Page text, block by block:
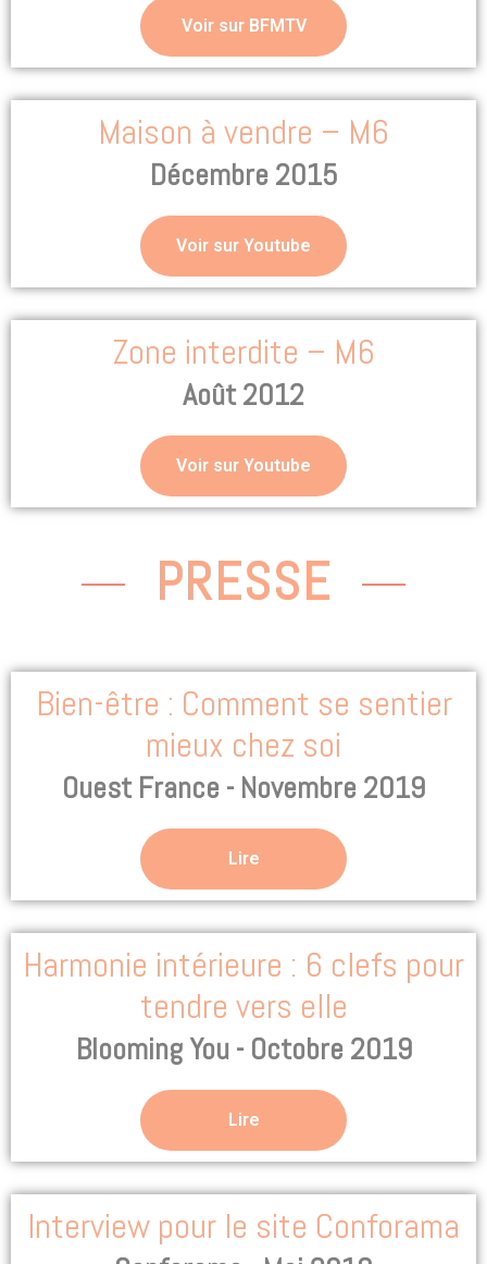
Voir sur BFMTV
Maison à vendre – M6
Décembre 2015
Voir sur Youtube
Zone interdite – M6
Août 2012
Voir sur Youtube
PRESSE
Bien-être : Comment se sentier
mieux chez soi
Ouest France - Novembre 2019
Lire
Harmonie intérieure : 6 clefs pour
tendre vers elle
Blooming You - Octobre 2019
Lire
Interview pour le site Conforama